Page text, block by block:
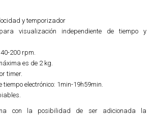
y temporizador
visualización independiente de tiempo y
200 rpm.
es de 2 kg.
timer.
tiempo electrónico: 1min-19h59min.
con la posibilidad de ser adicionada la